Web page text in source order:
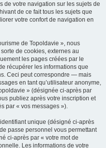
de votre navigation sur les sujets de
de ce fait tous les sujets que
votre confort de navigation en
de Topoldavie », nous
de cookies, externes au
les pages créées par le
récupérer les informations que
Ceci peut correspondre — mais
en tant qu’utilisateur anonyme,
» (désignée ci-après par
publiez après votre inscription et
par « vos messages »).
unique (désigné ci-après
passe personnel vous permettant
ci-après par « votre mot de
Les informations de votre